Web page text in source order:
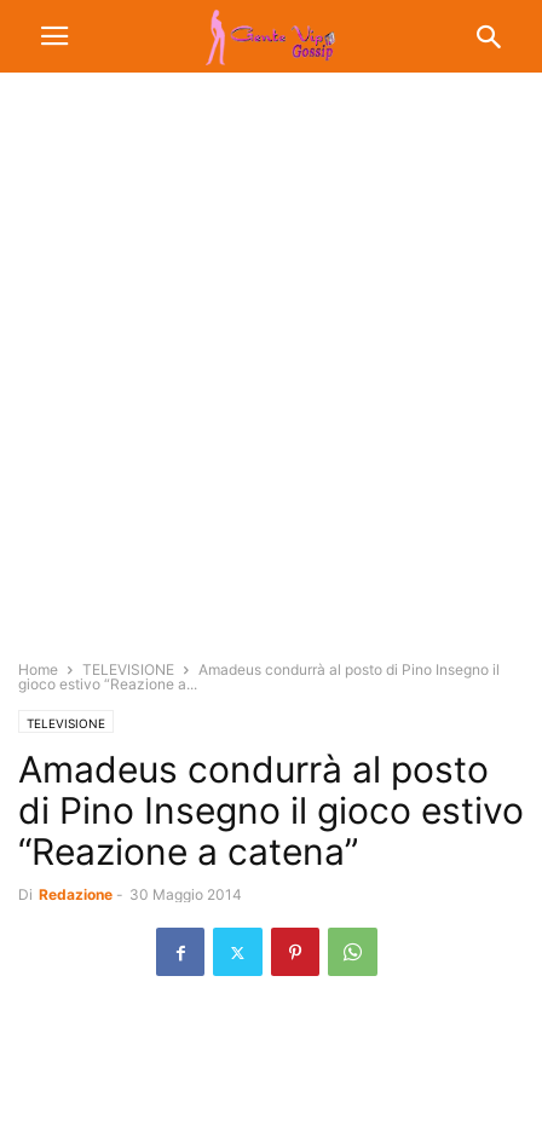
Home TELEVISIONE
Amadeus condurrà al posto di Pino Insegno il
gioco estivo “Reazione a...
TELEVISIONE
Amadeus condurrà al posto
di Pino Insegno il gioco estivo
“Reazione a catena”
Di Redazione - 30 Maggio 2014